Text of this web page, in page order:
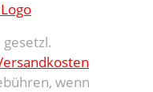
wenn